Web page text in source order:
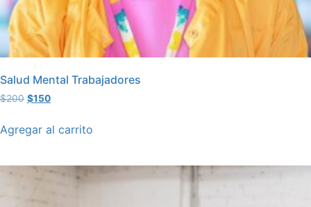
Salud Mental Trabajadores
$200 $150
Agregar al carrito